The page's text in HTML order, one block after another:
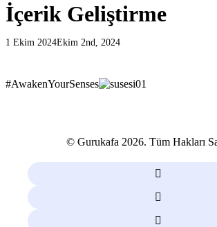
İçerik Geliştirme
1 Ekim 2024Ekim 2nd, 2024
#AwakenYourSenses
© Gurukafa 2026. Tüm Hakları